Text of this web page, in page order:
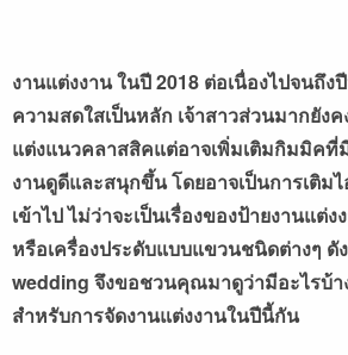
งานแต่งงาน ในปี 2018 ต่อเนื่องไปจนถึ
ความสดใสเป็นหลัก เจ้าสาวส่วนมากยัง
แต่งแนวคลาสสิคแต่อาจเพิ่มเติมกิมมิคที่
งานดูดีและสนุกขึ้น โดยอาจเป็นการเติมไ
เข้าไป ไม่ว่าจะเป็นเรื่องของป้ายงานแต่
หรือเครื่องประดับแบบแขวนชนิดต่างๆ
wedding จึงขอชวนคุณมาดูว่ามีอะไรบ้า
สำหรับการจัดงานแต่งงานในปีนี้กัน